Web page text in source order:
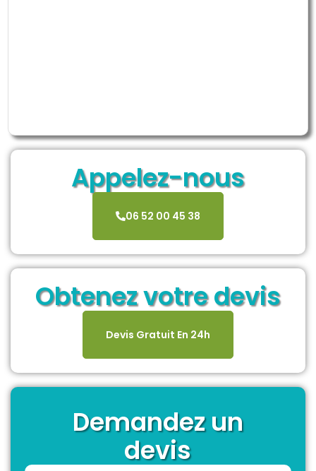
Appelez-nous
06 52 00 45 38
Obtenez votre devis
Devis Gratuit En 24h
Demandez un
devis